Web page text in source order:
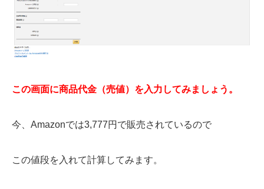
この画面に商品代金（売値）を入力してみましょう。
今、Amazonでは3,777円で販売されているので
この値段を入れて計算してみます。